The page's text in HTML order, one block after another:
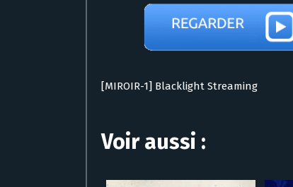
[MIROIR-1] Blacklight Streaming
Voir aussi :